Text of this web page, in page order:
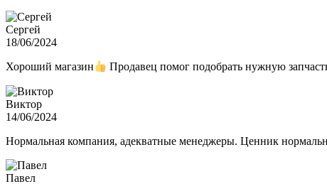
Сергей
18/06/2024
Хороший магазин Продавец помог подобрать нужную
Виктор
14/06/2024
Нормальная компания, адекватные менеджеры. Ценник
Павел